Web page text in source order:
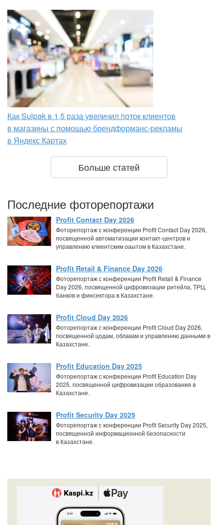
Как Sulpak в 1,5 раза увеличил поток клиентов
в магазины с помощью брендформанс-рекламы
в Яндекс Картах
Больше статей
Последние фоторепортажи
Profit Contact Day 2026
Фоторепортаж с конференции Profit Contact Day 2026,
посвященной автоматизации контакт-центров и
управлению клиентским оаытом в Казахстане.
Profit Retail & Finance Day 2026
Фоторепортаж с конференции Profit Retail & Finance
Day 2026, посвященной цифровизации ритейла, ТРЦ,
банков и финсектора в Казахстане.
Profit Cloud Day 2026
Фоторепортаж с конференции Profit Cloud Day 2026,
посвященной цодам, облакам и управлению данными в
Казахстане.
Profit Education Day 2025
Фоторепортаж с конференции Profit Education Day
2025, посвященной цифровизации образования в
Казахстане.
Profit Security Day 2025
Фоторепортаж с конференции Profit Security Day 2025,
посвященной информационной безопасности
в Казахстане.